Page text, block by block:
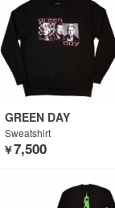
GREEN DAY
Sweatshirt
￥7,500